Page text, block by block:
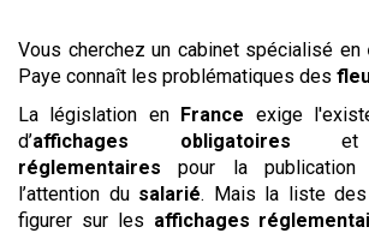
Vous cherchez un cabinet spécialisé en
Paye connaît les problématiques des
La législation en France exige
d’affichages obligatoires et
réglementaires pour la publication
l’attention du salarié. Mais la liste des
figurer sur les affichages